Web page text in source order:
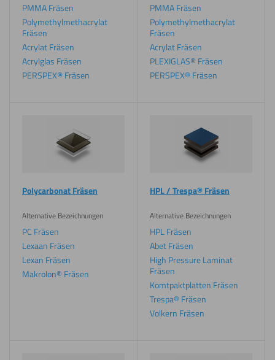
PMMA Fräsen
Polymethylmethacrylat
Fräsen
Acrylat Fräsen
Acrylglas Fräsen
PERSPEX® Fräsen
PMMA Fräsen
Polymethylmethacrylat
Fräsen
Acrylat Fräsen
PLEXIGLAS® Fräsen
PERSPEX® Fräsen
Polycarbonat Fräsen
Alternative Bezeichnungen
PC Fräsen
Lexaan Fräsen
Lexan Fräsen
Makrolon® Fräsen
HPL / Trespa® Fräsen
Alternative Bezeichnungen
HPL Fräsen
Abet Fräsen
High Pressure Laminat
Fräsen
Komtpaktplatten Fräsen
Trespa® Fräsen
Volkern Fräsen